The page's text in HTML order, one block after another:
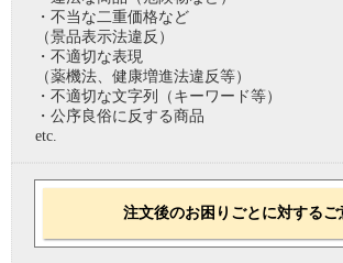
・不当な二重価格など
（景品表示法違反）
・不適切な表現
（薬機法、健康増進法違反等）
・不適切な文字列（キーワード等）
・公序良俗に反する商品
etc.
注文後のお困りごとに対するご